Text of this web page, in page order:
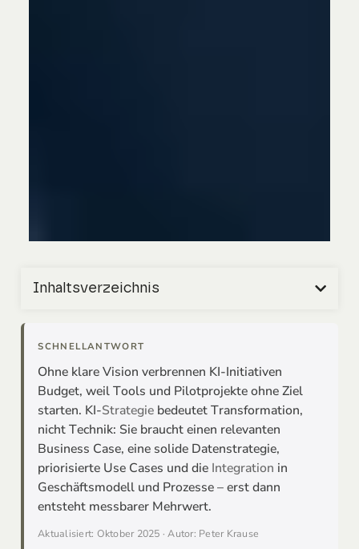
Inhaltsverzeichnis
SCHNELLANTWORT
Ohne klare Vision verbrennen KI-Initiativen
Budget, weil Tools und Pilotprojekte ohne Ziel
starten. KI-Strategie bedeutet Transformation,
nicht Technik: Sie braucht einen relevanten
Business Case, eine solide Datenstrategie,
priorisierte Use Cases und die Integration in
Geschäftsmodell und Prozesse – erst dann
entsteht messbarer Mehrwert.
Aktualisiert: Oktober 2025 · Autor: Peter Krause